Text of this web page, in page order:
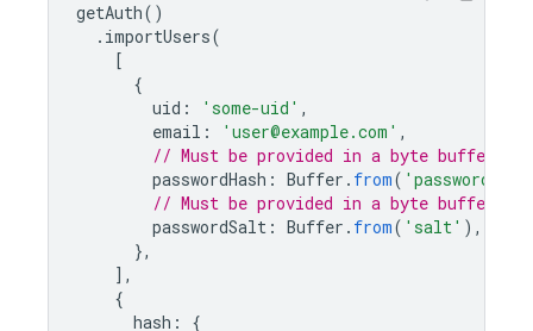
getAuth()
. importUsers(
[
{
uid : 'some-uid' ,
email : 'user@example.com' ,
// Must be provided in a byte buffer.
passwordHash : Buffer . from( 'password-
// Must be provided in a byte buffer.
passwordSalt : Buffer . from( 'salt' ),
},
],
{
hash :
{